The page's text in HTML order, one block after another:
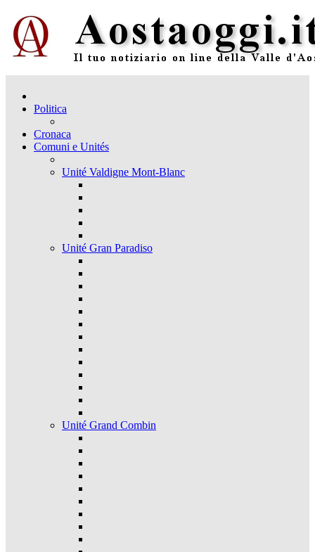
Politica
Cronaca
Comuni e Unités
Unité Valdigne Mont-Blanc
Unité Gran Paradiso
Unité Grand Combin